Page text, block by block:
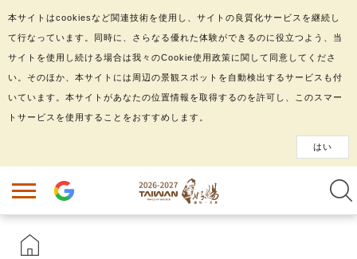
本サイトはcookiesなど関連技術を使用し、サイトの良質化サービスを継続し
て行なっています。同時に、さらなる優れた体験ができるのに役立つよう、当
サイトを使用し続ける場合は我々のCookie使用政策に関して同意してくださ
い。そのほか、本サイトには周辺の景観スポットを自動検出するサービスも付
いています。本サイトがあなたの位置情報を取得するのを許可し、このスマー
トサービスを使用することをおすすめします。
はい